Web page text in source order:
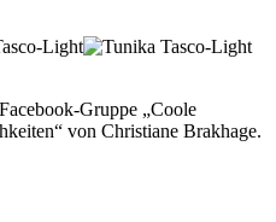
Gruppe „Coole
von Christiane Brakhage.